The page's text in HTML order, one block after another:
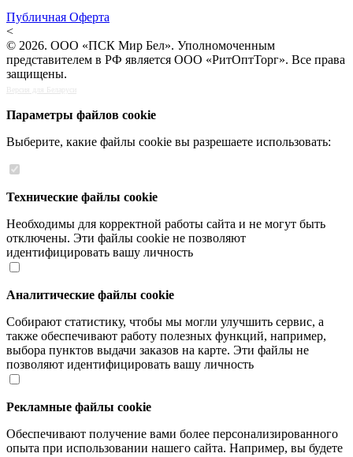
Публичная Оферта
<
© 2026. ООО «ПСК Мир Бел». Уполномоченным
представителем в РФ является ООО «РитОптТорг». Все права
защищены.
Версия для Беларуси
Параметры файлов cookie
Выберите, какие файлы cookie вы разрешаете использовать:
Технические файлы cookie
Необходимы для корректной работы сайта и не могут быть
отключены. Эти файлы cookie не позволяют
идентифицировать вашу личность
Аналитические файлы cookie
Собирают статистику, чтобы мы могли улучшить сервис, а
также обеспечивают работу полезных функций, например,
выбора пунктов выдачи заказов на карте. Эти файлы не
позволяют идентифицировать вашу личность
Рекламные файлы cookie
Обеспечивают получение вами более персонализированного
опыта при использовании нашего сайта. Например, вы будете